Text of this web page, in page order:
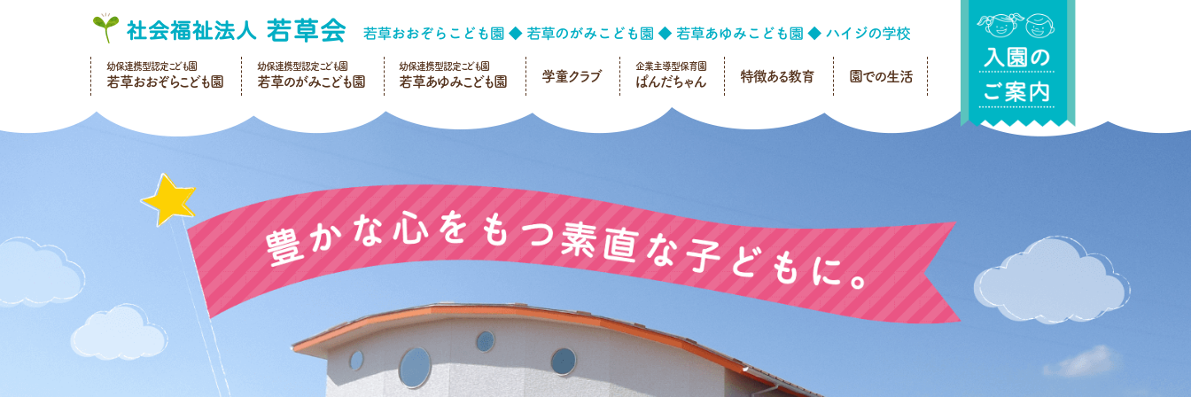
幼保連携型認定こども園
若草おおぞらこども園
幼保連携型認定こども園
若草のがみこども園
幼保連携型認定こども園
若草あゆみこども園 学童クラブ
企業主導型保育園
ぱんだちゃん 特徴ある教育 園での生活